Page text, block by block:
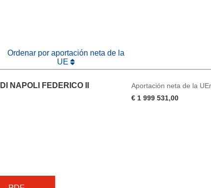
Ordenar por aportación neta de la
UE
NAPOLI FEDERICO II
Aportación neta de la
€ 1 999 531,00
de la página